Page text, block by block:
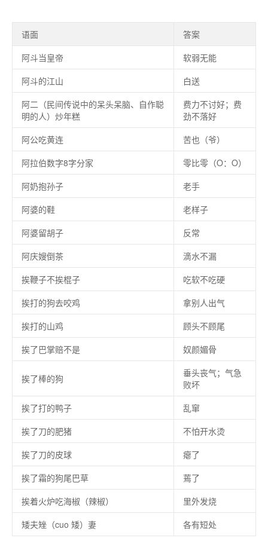
语面
答案
阿斗当皇帝
软弱无能
阿斗的江山
白送
阿二（民间传说中的呆头呆脑、自作聪
明的人）炒年糕
费力不讨好；费
劲不落好
阿公吃黄连
苦也（爷）
阿拉伯数字8字分家
零比零（O：O）
阿奶抱孙子
老手
阿婆的鞋
老样子
阿婆留胡子
反常
阿庆嫂倒茶
滴水不漏
挨鞭子不挨棍子
吃软不吃硬
挨打的狗去咬鸡
拿别人出气
挨打的山鸡
顾头不顾尾
挨了巴掌赔不是
奴颜媚骨
挨了棒的狗
垂头丧气；气急
败坏
挨了打的鸭子
乱窜
挨了刀的肥猪
不怕开水烫
挨了刀的皮球
瘪了
挨了霜的狗尾巴草
蔫了
挨着火炉吃海椒（辣椒）
里外发烧
矮夫矬（cuo 矮）妻
各有短处